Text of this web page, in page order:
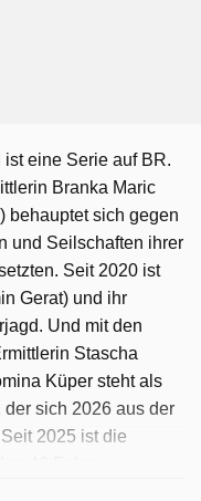
eine Serie auf BR.
Branka Maric
behauptet sich gegen
und Seilschaften ihrer
Seit 2020 ist
Gerat) und ihr
Und mit den
Stascha
Küper steht als
sich 2026 aus der
2025 ist die